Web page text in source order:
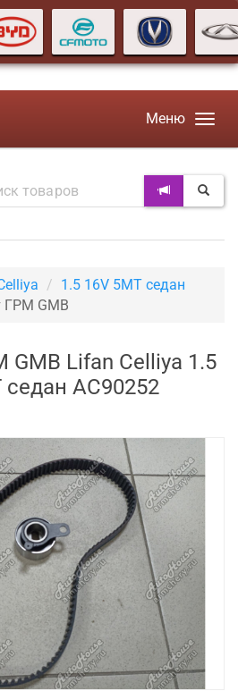
Меню
1.5 16V 5MT седан
ГРМ GMB
Lifan Celliya 1.5
седан AC90252